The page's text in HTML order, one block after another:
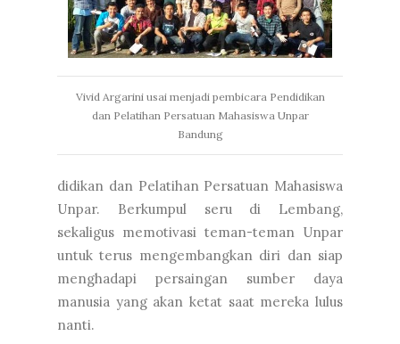
Vivid Argarini usai menjadi pembicara Pendidikan
dan Pelatihan Persatuan Mahasiswa Unpar
Bandung
didikan dan Pelatihan Persatuan Mahasiswa
Unpar. Berkumpul seru di Lembang,
sekaligus memotivasi teman-teman Unpar
untuk terus mengembangkan diri dan siap
menghadapi persaingan sumber daya
manusia yang akan ketat saat mereka lulus
nanti.